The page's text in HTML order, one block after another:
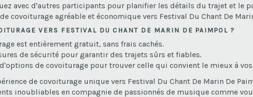
avec d'autres participants pour planifier les détails du trajet et le
covoiturage agréable et économique vers Festival Du Chant De
VERS FESTIVAL DU CHANT DE MARIN DE PAIMPOL ?
est entièrement gratuit, sans frais cachés.
de sécurité pour garantir des trajets sûrs et fiables.
de covoiturage pour trouver celle qui convient le mieux à
de covoiturage unique vers Festival Du Chant De Marin De
inoubliables en compagnie de passionnés de musique comme